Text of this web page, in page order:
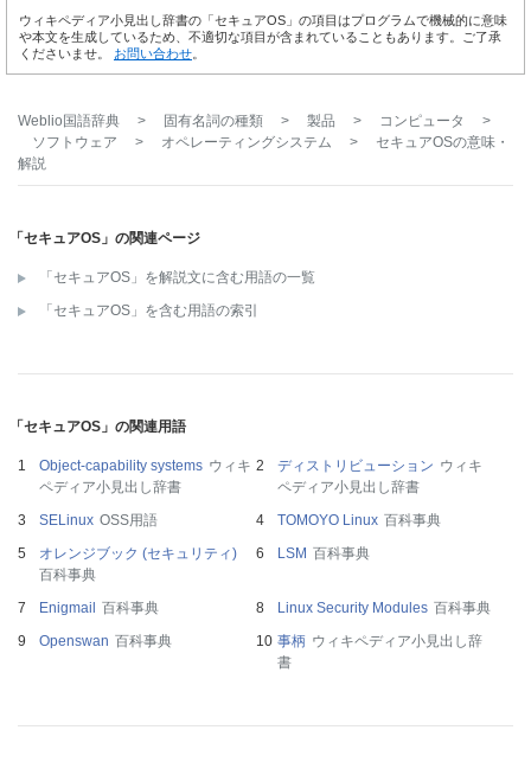
ウィキペディア小見出し辞書の「セキュアOS」の項目はプログラムで機械的に意味
や本文を生成しているため、不適切な項目が含まれていることもあります。ご了承
くださいませ。 お問い合わせ
Weblio国語辞典 > 固有名詞の種類 > 製品 > コンピュータ
>
ソフトウェア
> オペレーティングシステム > セキュアOSの意味・
解説
「セキュアOS」の関連ページ
「セキュアOS」を解説文に含む用語の一覧
「セキュアOS」を含む用語の索引
「セキュアOS」の関連用語
Object-capability systems ウィキ
ペディア小見出し辞書
ディストリビューション ウィキ
ペディア小見出し辞書
SELinux OSS用語 TOMOYO Linux 百科事典
オレンジブック (セキュリティ)
百科事典
LSM 百科事典
Enigmail 百科事典 Linux Security Modules 百科事典
Openswan 百科事典 事柄 ウィキペディア小見出し辞
書